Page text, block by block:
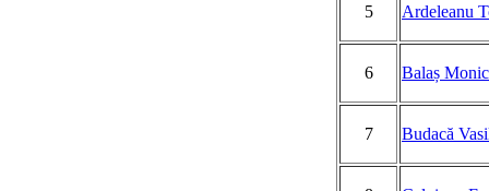
5 Ardeleanu
6 Balaș
7 Budacă